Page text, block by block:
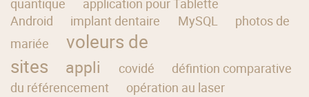
quantique
application pour Tablette
Android
implant dentaire MySQL
photos de
mariée
voleurs de
sites
appli covidé
défintion comparative
du référencement
opération au laser